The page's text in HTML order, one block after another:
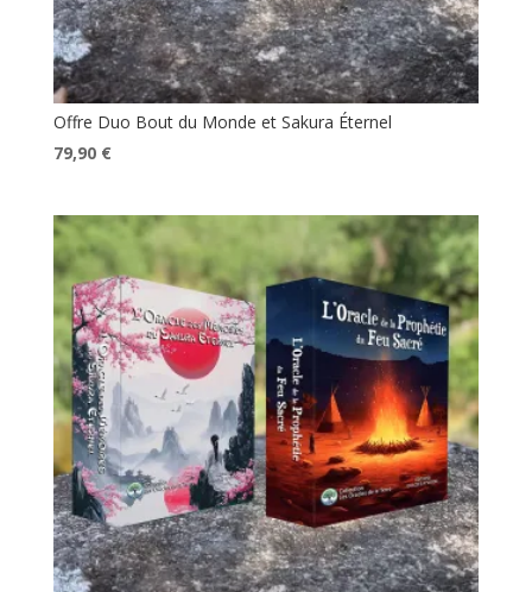
Offre Duo Bout du Monde et Sakura Éternel
Le
était :
89,60 €.
79,90 €Le
est :
79,90 €.